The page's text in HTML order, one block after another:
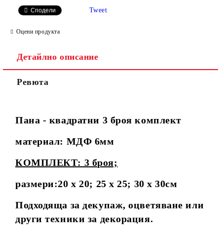
Сподели Tweet
Оцени продукта
Детайлно описание
Ревюта
Пана - квадратни 3 броя комплект
материал: МДФ 6мм
КОМПЛЕКТ: 3 броя;
размери:20 х 20; 25 х 25; 30 х 30см
Подходяща за декупаж, оцветяване или
други техники за декорация.